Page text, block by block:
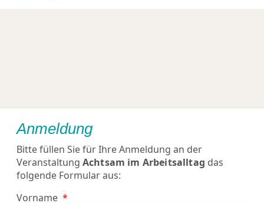
Anmeldung
Bitte füllen Sie für Ihre Anmeldung an der
Veranstaltung Achtsam im Arbeitsalltag das
folgende Formular aus:
Vorname *